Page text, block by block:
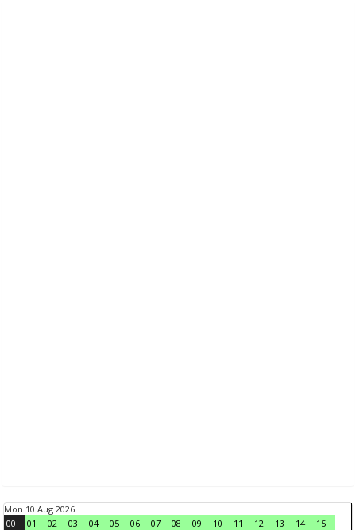
Mon 10 Aug 2026
00
01 02 03 04 05 06 07 08 09 10 11 12 13 14
15